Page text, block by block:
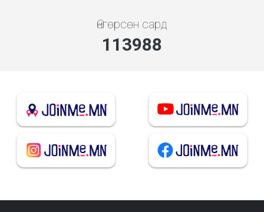
Өнгөрсөн сард
122757